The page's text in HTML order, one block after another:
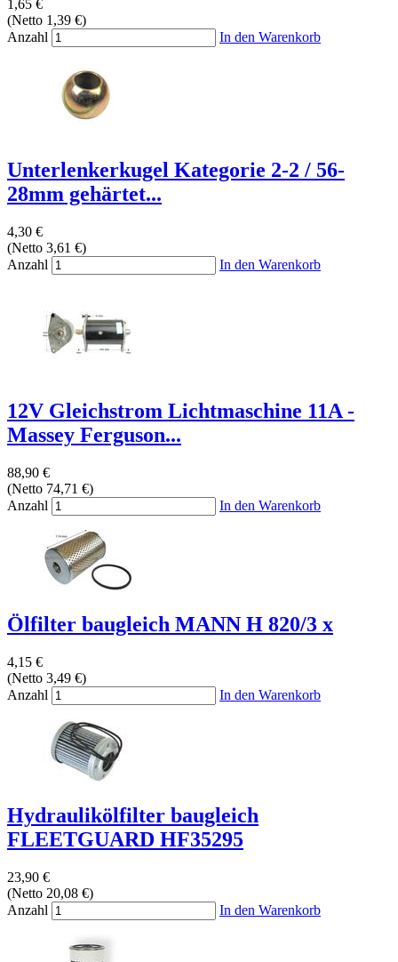
1,65 €
(Netto 1,39 €)
Anzahl
In den Warenkorb
Unterlenkerkugel Kategorie 2-2 / 56-
28mm gehärtet...
4,30 €
(Netto 3,61 €)
Anzahl
In den Warenkorb
12V Gleichstrom Lichtmaschine 11A -
Massey Ferguson...
88,90 €
(Netto 74,71 €)
Anzahl
In den Warenkorb
Ölfilter baugleich MANN H 820/3 x
4,15 €
(Netto 3,49 €)
Anzahl
In den Warenkorb
Hydraulikölfilter baugleich
FLEETGUARD HF35295
23,90 €
(Netto 20,08 €)
Anzahl
In den Warenkorb